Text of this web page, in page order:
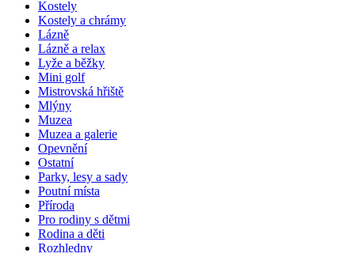
Kostely
Kostely a chrámy
Lázně
Lázně a relax
Lyže a běžky
Mini golf
Mistrovská hřiště
Mlýny
Muzea
Muzea a galerie
Opevnění
Ostatní
Parky, lesy a sady
Poutní místa
Příroda
Pro rodiny s dětmi
Rodina a děti
Rozhledny